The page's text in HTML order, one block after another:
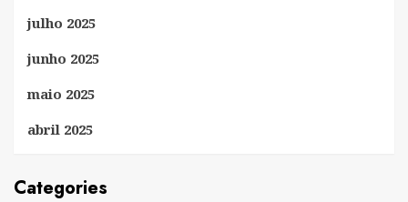
julho 2025
junho 2025
maio 2025
abril 2025
Categories